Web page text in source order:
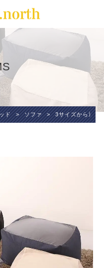
ド > ソファ > 3サイズから選べ